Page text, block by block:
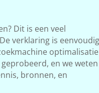
Dit is een veel
verklaring is
optimalisatie
en we weten
bronnen, en